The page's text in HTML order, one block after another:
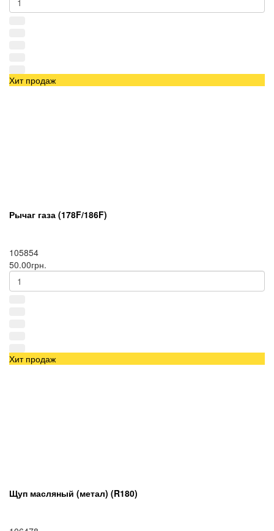
Хит продаж
Рычаг газа (178F/186F)
105854
50.00грн.
Хит продаж
Щуп масляный (метал) (R180)